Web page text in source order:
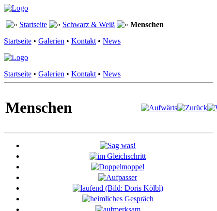
Startseite Schwarz & Weiß
Menschen
Startseite • Galerien • Kontakt • News
Startseite • Galerien • Kontakt • News
Menschen